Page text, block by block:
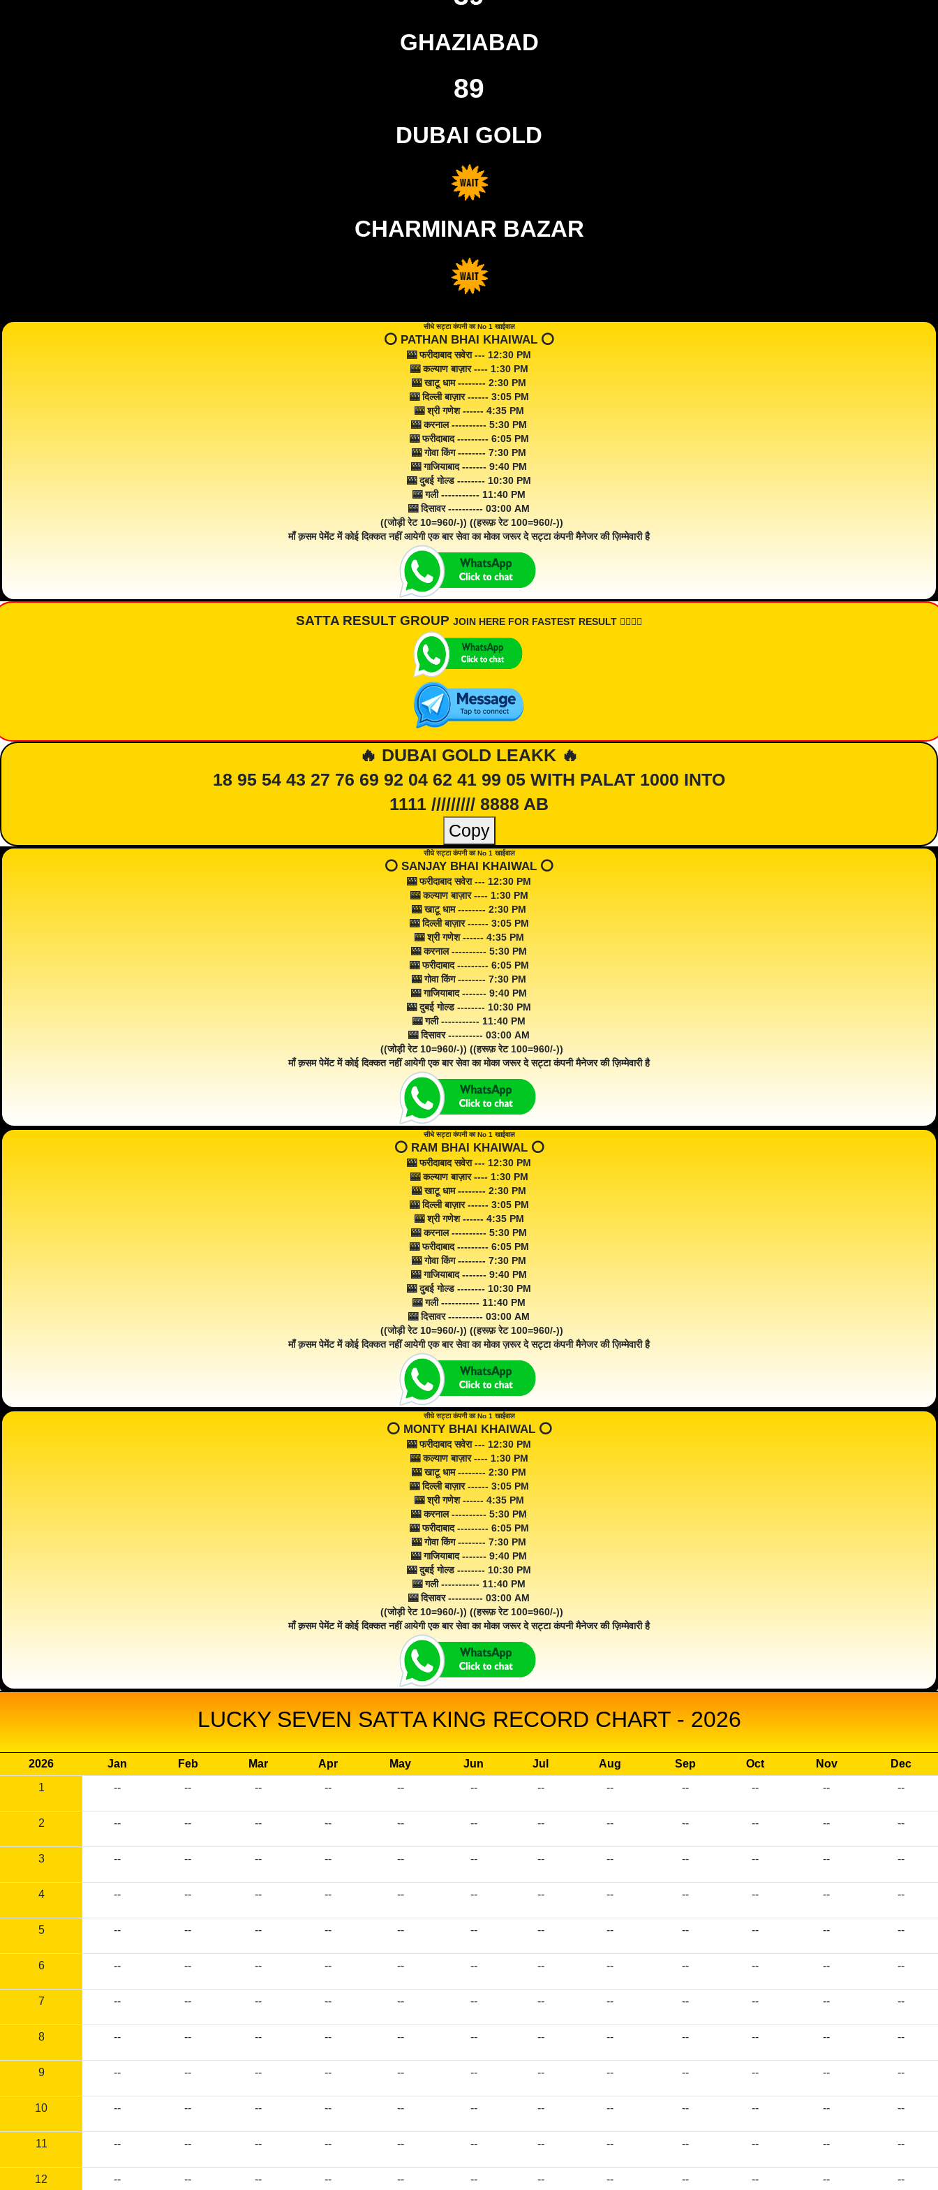
GHAZIABAD
89
DUBAI GOLD
CHARMINAR BAZAR
सीधे सट्टा कंपनी का No 1 खाईवाल
⭕️ PATHAN BHAI KHAIWAL ⭕️
🎰 फरीदाबाद सवेरा --- 12:30 PM
🎰 कल्याण बाज़ार ---- 1:30 PM
🎰 खाटू धाम -------- 2:30 PM
🎰 दिल्ली बाज़ार ------ 3:05 PM
🎰 श्री गणेश ------ 4:35 PM
🎰 करनाल ---------- 5:30 PM
🎰 फरीदाबाद --------- 6:05 PM
🎰 गोवा किंग -------- 7:30 PM
🎰 गाजियाबाद ------- 9:40 PM
🎰 दुबई गोल्ड -------- 10:30 PM
🎰 गली ----------- 11:40 PM
🎰 दिसावर ---------- 03:00 AM
((जोड़ी रेट 10=960/-)) ((हरूफ़ रेट 100=960/-))
माँ क़सम पेमेंट में कोई दिक्कत नहीं आयेगी एक बार सेवा का मोका जरूर दे सट्टा कंपनी मैनेजर की ज़िम्मेवारी है
SATTA RESULT GROUP JOIN HERE FOR FASTEST RESULT 👇🏾👇🏾
🔥 DUBAI GOLD LEAKK 🔥
18 95 54 43 27 76 69 92 04 62 41 99 05 WITH PALAT 1000 INTO
1111 ///////// 8888 AB
Copy
सीधे सट्टा कंपनी का No 1 खाईवाल
⭕️ SANJAY BHAI KHAIWAL ⭕️
🎰 फरीदाबाद सवेरा --- 12:30 PM
🎰 कल्याण बाज़ार ---- 1:30 PM
🎰 खाटू धाम -------- 2:30 PM
🎰 दिल्ली बाज़ार ------ 3:05 PM
🎰 श्री गणेश ------ 4:35 PM
🎰 करनाल ---------- 5:30 PM
🎰 फरीदाबाद --------- 6:05 PM
🎰 गोवा किंग -------- 7:30 PM
🎰 गाजियाबाद ------- 9:40 PM
🎰 दुबई गोल्ड -------- 10:30 PM
🎰 गली ----------- 11:40 PM
🎰 दिसावर ---------- 03:00 AM
((जोड़ी रेट 10=960/-)) ((हरूफ़ रेट 100=960/-))
माँ क़सम पेमेंट में कोई दिक्कत नहीं आयेगी एक बार सेवा का मोका जरूर दे सट्टा कंपनी मैनेजर की ज़िम्मेवारी है
सीधे सट्टा कंपनी का No 1 खाईवाल
⭕️ RAM BHAI KHAIWAL ⭕️
🎰 फरीदाबाद सवेरा --- 12:30 PM
🎰 कल्याण बाज़ार ---- 1:30 PM
🎰 खाटू धाम -------- 2:30 PM
🎰 दिल्ली बाज़ार ------ 3:05 PM
🎰 श्री गणेश ------ 4:35 PM
🎰 करनाल ---------- 5:30 PM
🎰 फरीदाबाद --------- 6:05 PM
🎰 गोवा किंग -------- 7:30 PM
🎰 गाजियाबाद ------- 9:40 PM
🎰 दुबई गोल्ड -------- 10:30 PM
🎰 गली ----------- 11:40 PM
🎰 दिसावर ---------- 03:00 AM
((जोड़ी रेट 10=960/-)) ((हरूफ़ रेट 100=960/-))
माँ क़सम पेमेंट में कोई दिक्कत नहीं आयेगी एक बार सेवा का मोका ज़रूर दे सट्टा कंपनी मैनेजर की ज़िम्मेवारी है
सीधे सट्टा कंपनी का No 1 खाईवाल
⭕️ MONTY BHAI KHAIWAL ⭕️
🎰 फरीदाबाद सवेरा --- 12:30 PM
🎰 कल्याण बाज़ार ---- 1:30 PM
🎰 खाटू धाम -------- 2:30 PM
🎰 दिल्ली बाज़ार ------ 3:05 PM
🎰 श्री गणेश ------ 4:35 PM
🎰 करनाल ---------- 5:30 PM
🎰 फरीदाबाद --------- 6:05 PM
🎰 गोवा किंग -------- 7:30 PM
🎰 गाजियाबाद ------- 9:40 PM
🎰 दुबई गोल्ड -------- 10:30 PM
🎰 गली ----------- 11:40 PM
🎰 दिसावर ---------- 03:00 AM
((जोड़ी रेट 10=960/-)) ((हरूफ़ रेट 100=960/-))
माँ क़सम पेमेंट में कोई दिक्कत नहीं आयेगी एक बार सेवा का मोका जरूर दे सट्टा कंपनी मैनेजर की ज़िम्मेवारी है
LUCKY SEVEN SATTA KING RECORD CHART - 2026
2026 Jan Feb Mar Apr May Jun Jul Aug Sep Oct Nov
Dec
1
-- -- -- -- -- -- -- -- -- -- -- --
2 -- -- -- -- -- -- -- -- -- -- -- --
3 -- -- -- -- -- -- -- -- -- -- -- --
4 -- -- -- -- -- -- -- -- -- -- -- --
5 -- -- -- -- -- -- -- -- -- -- -- --
6 -- -- -- -- -- -- -- -- -- -- -- --
7 -- -- -- -- -- -- -- -- -- -- -- --
8 -- -- -- -- -- -- -- -- -- -- -- --
9 -- -- -- -- -- -- -- -- -- -- -- --
10 -- -- -- -- -- -- -- -- -- -- -- --
11 -- -- -- -- -- -- -- -- -- -- -- --
12 -- -- -- -- -- -- -- -- -- -- -- --